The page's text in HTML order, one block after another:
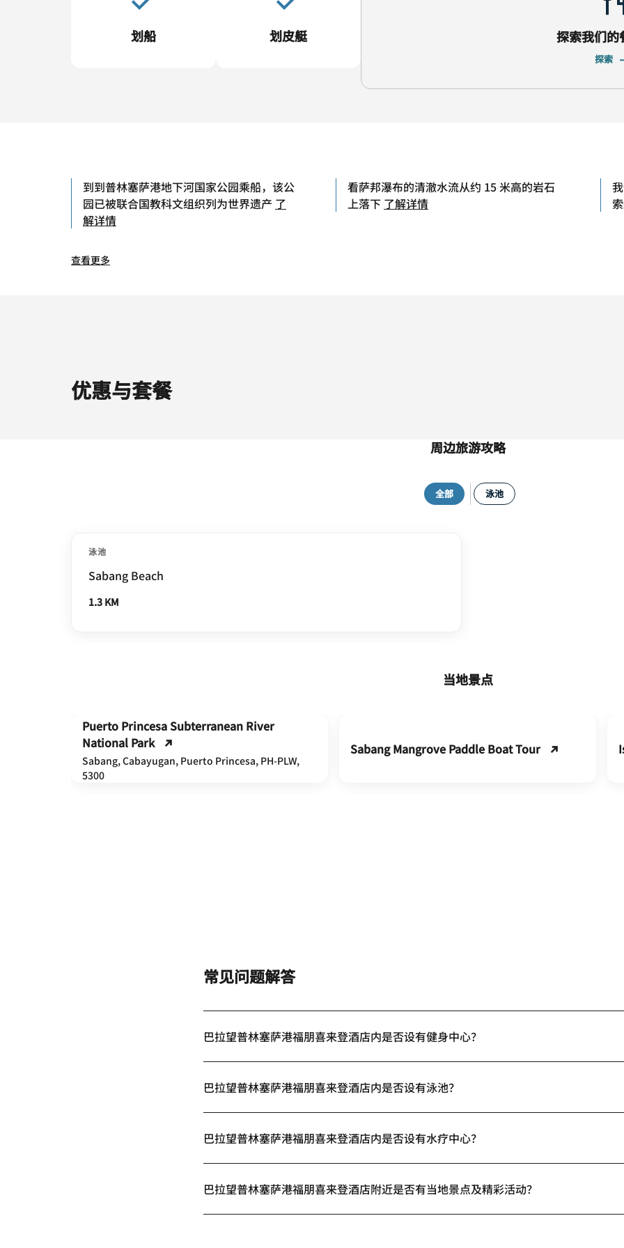
划船 划皮艇 探索我们的
探索
到到普林塞萨港地下河国家公园乘船，该公
园已被联合国教科文组织列为世界遗产 了
解详情
看萨邦瀑布的清澈水流从约 15 米高的岩石
上落下 了解详情
查看更多
优惠与套餐
周边旅游攻略
全部 泳池
泳池
Sabang Beach
1.3 KM
当地景点
Puerto Princesa Subterranean River
National Park
Sabang, Cabayugan, Puerto Princesa, PH-PLW,
5300
Sabang Mangrove Paddle Boat Tour
常见问题解答
巴拉望普林塞萨港福朋喜来登酒店内是否设有健身中心？
巴拉望普林塞萨港福朋喜来登酒店内是否设有泳池？
巴拉望普林塞萨港福朋喜来登酒店内是否设有水疗中心？
巴拉望普林塞萨港福朋喜来登酒店附近是否有当地景点及精彩活动？